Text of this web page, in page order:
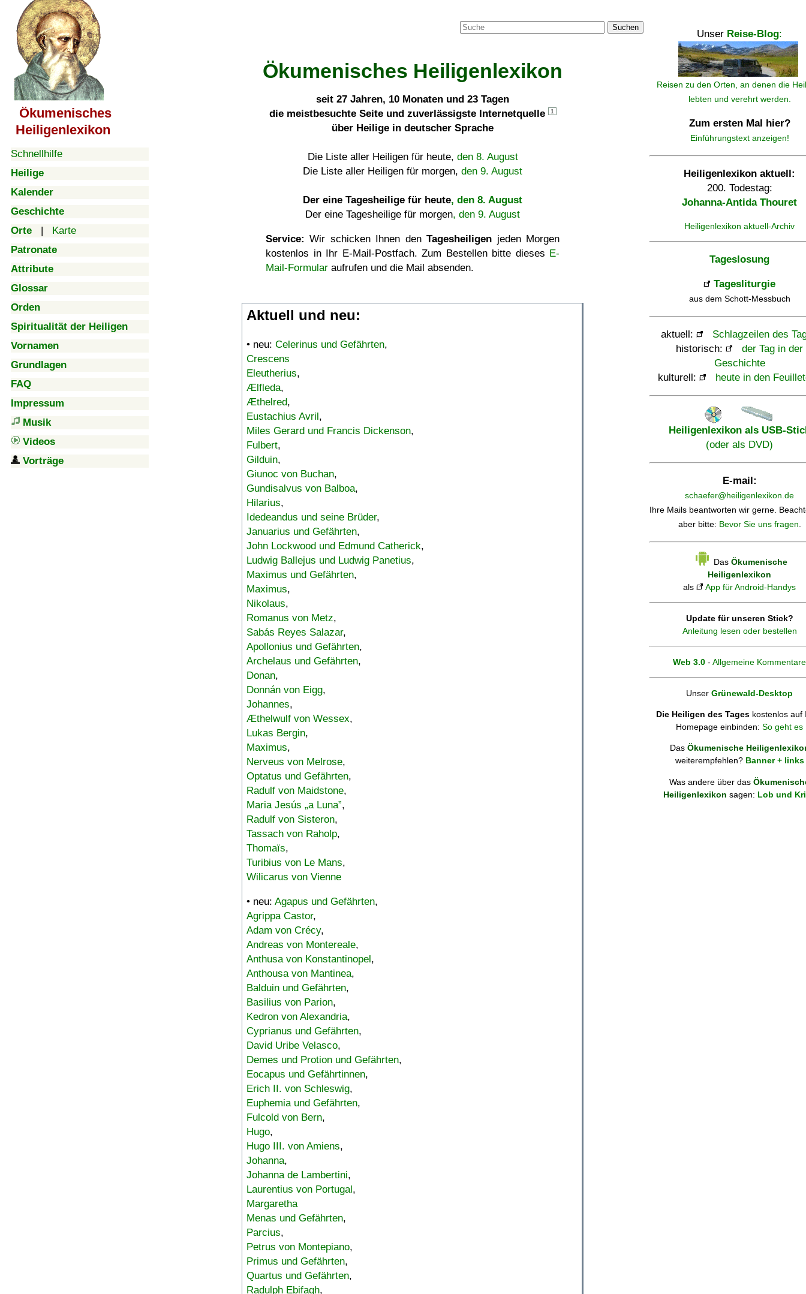
Ökumenisches
Heiligenlexikon
Schnellhilfe
Heilige
Kalender
Geschichte
Orte | Karte
Patronate
Attribute
Glossar
Orden
Spiritualität der Heiligen
Vornamen
Grundlagen
FAQ
Impressum
Musik
Videos
Vorträge
Suchen
Ökumenisches Heiligenlexikon
seit 27 Jahren, 10 Monaten und 23 Tagen
die meistbesuchte Seite und zuverlässigste Internetquelle
1
über Heilige in deutscher Sprache
Die Liste aller Heiligen für heute, den 8. August
Die Liste aller Heiligen für morgen, den 9. August
Der eine Tagesheilige für heute, den 8. August
Der eine Tagesheilige für morgen, den 9. August
Service: Wir schicken Ihnen denTagesheiligen jeden Morgen
kostenlos in Ihr E-Mail-Postfach. Zum Bestellen bitte dieses E-
Mail-Formular aufrufen und die Mail absenden.
Aktuell und neu:
• neu: Celerinus und Gefährten,
Crescens
Eleutherius,
Ælfleda,
Æthelred,
Eustachius Avril,
Miles Gerard und Francis Dickenson,
Fulbert,
Gilduin,
Giunoc von Buchan,
Gundisalvus von Balboa,
Hilarius,
Idedeandus und seine Brüder,
Januarius und Gefährten,
John Lockwood und Edmund Catherick,
Ludwig Ballejus und Ludwig Panetius,
Maximus und Gefährten,
Maximus,
Nikolaus,
Romanus von Metz,
Sabás Reyes Salazar,
Apollonius und Gefährten,
Archelaus und Gefährten,
Donan,
Donnán von Eigg,
Johannes,
Æthelwulf von Wessex,
Lukas Bergin,
Maximus,
Nerveus von Melrose,
Optatus und Gefährten,
Radulf von Maidstone,
Maria Jesús „a Luna”,
Radulf von Sisteron,
Tassach von Raholp,
Thomaïs,
Turibius von Le Mans,
Wilicarus von Vienne
• neu: Agapus und Gefährten,
Agrippa Castor,
Adam von Crécy,
Andreas von Montereale,
Anthusa von Konstantinopel,
Anthousa von Mantinea,
Balduin und Gefährten,
Basilius von Parion,
Kedron von Alexandria,
Cyprianus und Gefährten,
David Uribe Velasco,
Demes und Protion und Gefährten,
Eocapus und Gefährtinnen,
Erich II. von Schleswig,
Euphemia und Gefährten,
Fulcold von Bern,
Hugo,
Hugo III. von Amiens,
Johanna,
Johanna de Lambertini,
Laurentius von Portugal,
Margaretha
Menas und Gefährten,
Parcius,
Petrus von Montepiano,
Primus und Gefährten,
Quartus und Gefährten,
Radulph Ebifagh,
Unser Reise-Blog:
Reisen zu den Orten, an denen die
lebten und verehrt werden.
Zum ersten Mal hier?
Einführungstext anzeigen!
Heiligenlexikon aktuell:
200. Todestag:
Johanna-Antida Thouret
Heiligenlexikon aktuell-Archiv
Tageslosung
Tagesliturgie
aus dem Schott-Messbuch
aktuell:
Schlagzeilen des
historisch:
der Tag in der
Geschichte
kulturell:
heute in den
Heiligenlexikon als USB-
(oder als DVD)
E-mail:
schaefer@heiligenlexikon.de
Ihre Mails beantworten wir gerne.
aber bitte: Bevor Sie uns fragen.
Das Ökumenische
Heiligenlexikon
als
App für Android-Handys
Update für unseren Stick?
Anleitung lesen oder bestellen
Web 3.0 - Allgemeine Kommentare
Unser Grünewald-Desktop
Die Heiligen des Tages kostenlos auf
Homepage einbinden: So geht es
Das Ökumenische
weiterempfehlen? Banner + links
Was andere über das
Heiligenlexikon sagen: Lob und